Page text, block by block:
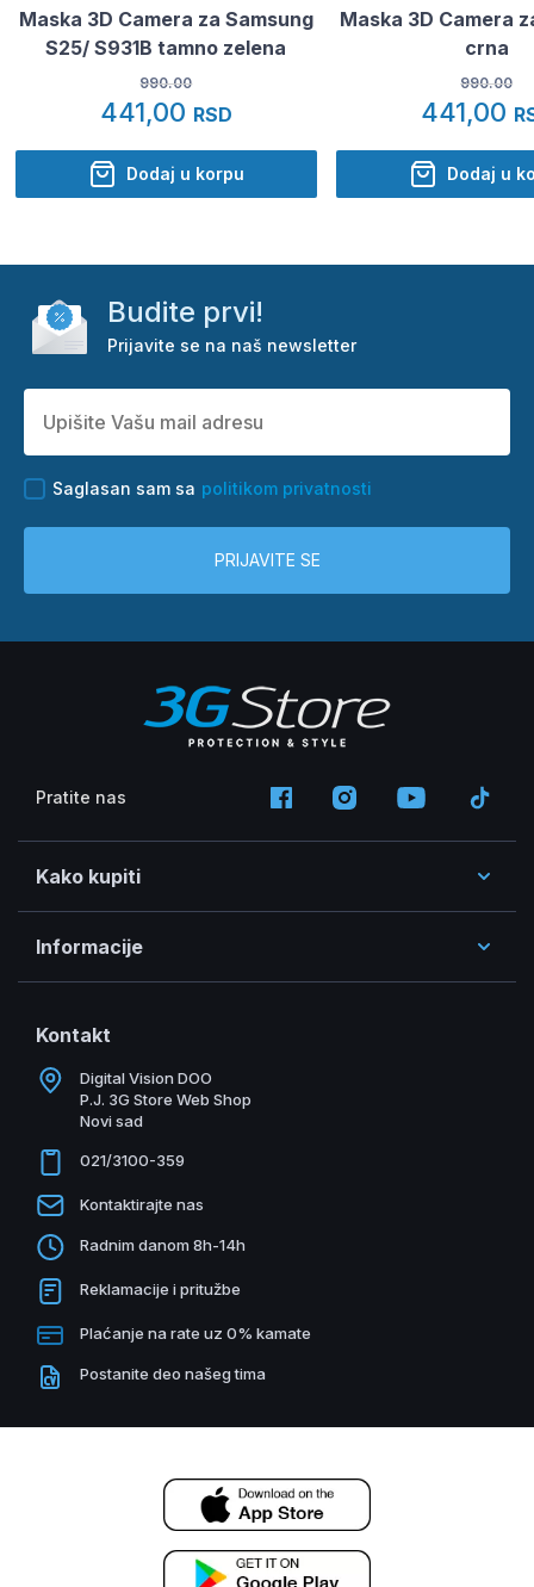
Maska 3D Camera za Samsung
S25/ S931B tamno zelena
990.00
441,00 RSD
Dodaj u korpu
Maska 3D Camera
crna
990.00
441,00
Dodaj u
Budite prvi!
Prijavite se na naš newsletter
Saglasan sam sa politikom privatnosti
PRIJAVITE SE
Pratite nas
Kako kupiti
Informacije
Kontakt
Digital Vision DOO
P.J. 3G Store Web Shop
Novi sad
021/3100-359
Kontaktirajte nas
Radnim danom 8h-14h
Reklamacije i pritužbe
Plaćanje na rate uz 0% kamate
Postanite deo našeg tima